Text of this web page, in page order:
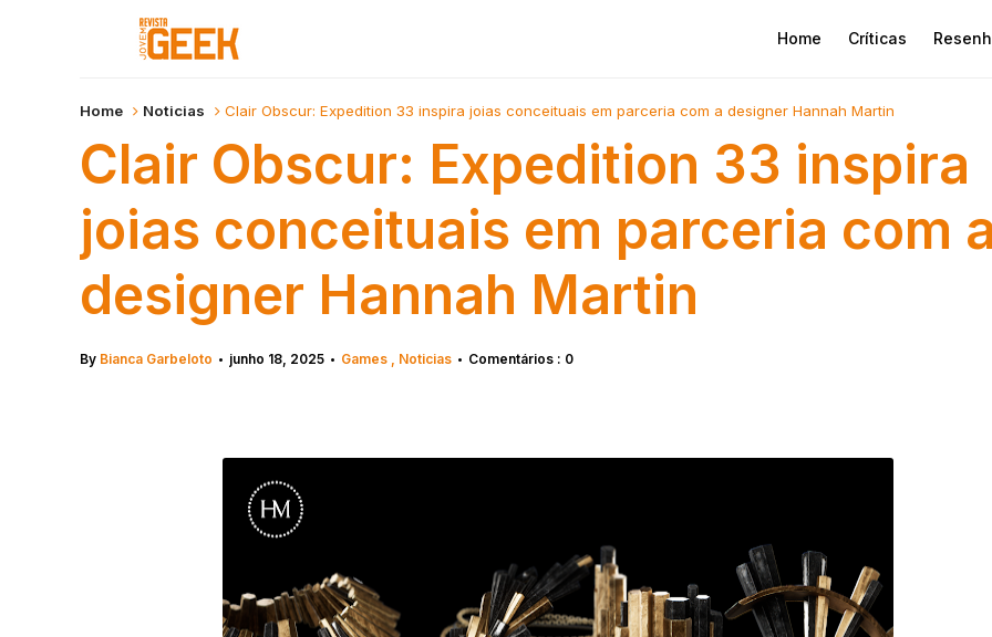
Home Críticas
Home Noticias Clair Obscur: Expedition 33 inspira joias conceituais em parceria com a designer Hannah Martin
Clair Obscur: Expedition 33 inspira
joias conceituais em parceria com a
designer Hannah Martin
By Bianca Garbeloto • junho 18, 2025 • Games Noticias • Comentários : 0